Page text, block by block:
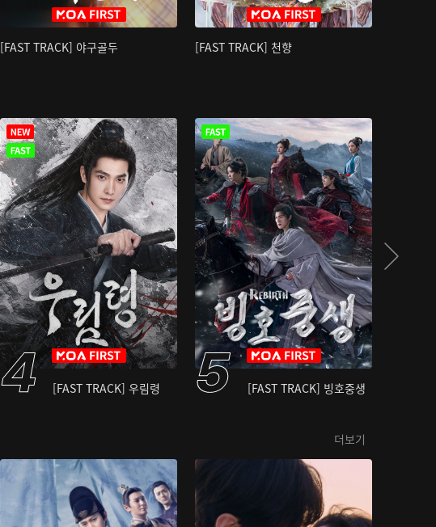
[FAST TRACK] 야구골두 [FAST TRACK] 천향
[FAST TRACK] 우림령 [FAST TRACK] 빙호중생
더보기